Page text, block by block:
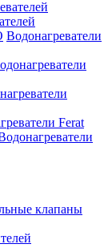
Водонагреватели
Ferat
клапаны